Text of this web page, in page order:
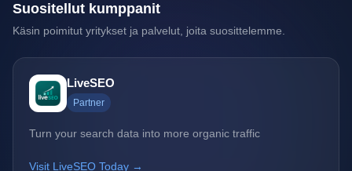
Suositellut kumppanit
Käsin poimitut yritykset ja palvelut, joita suosittelemme.
LiveSEO
Partner
Turn your search data into more organic traffic
Visit LiveSEO Today →